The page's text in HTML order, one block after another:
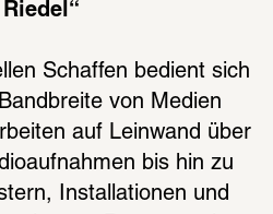
Schaffen bedient sich
von Medien
auf Leinwand über
bis hin zu
Installationen und